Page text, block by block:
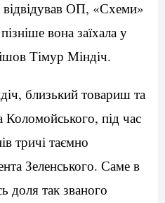
ОП, «Схеми»
вона заїхала у
Тімур Міндіч.
близький товариш та
Коломойського, під час
тричі таємно
Зеленського. Саме в
доля так званого